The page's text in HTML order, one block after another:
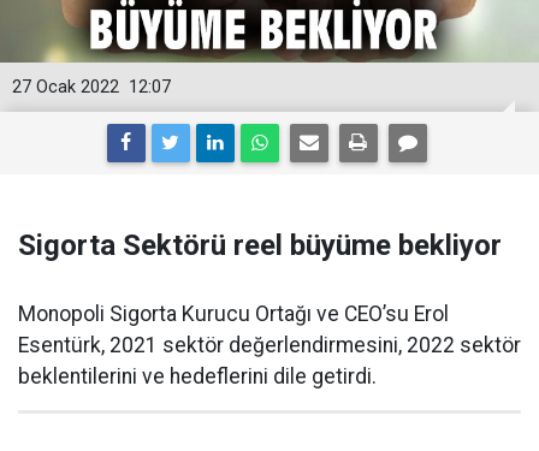
12:07
27 Ocak 2022
Sigorta Sektörü reel büyüme bekliyor
Monopoli Sigorta Kurucu Ortağı ve CEO’su Erol
Esentürk, 2021 sektör değerlendirmesini, 2022 sektör
beklentilerini ve hedeflerini dile getirdi.